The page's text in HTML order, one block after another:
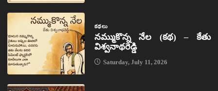
కథలు
నమ్ముకొన్న నేల (కథ) – కేతు
విశ్వనాథరెడ్డి
Saturday, July 11, 2026